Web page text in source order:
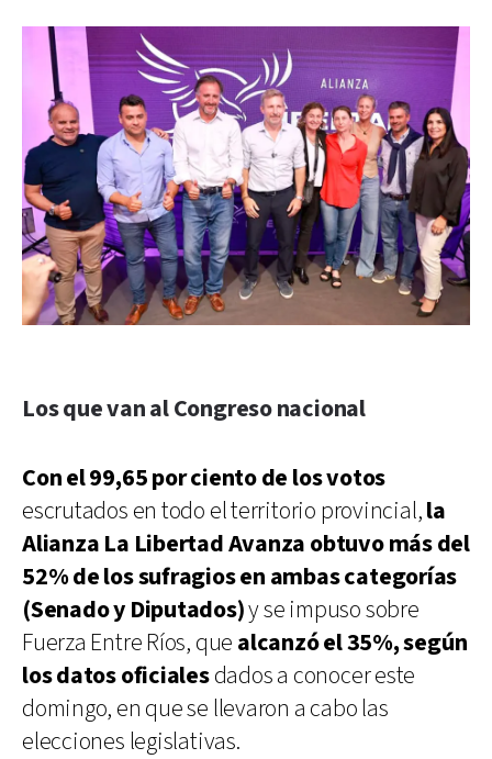
Los que van al Congreso nacional
Con el 99,65 por ciento de los votos
escrutados en todo el territorio provincial,la
Alianza La Libertad Avanza obtuvo más del
52% de los sufragios en ambas categorías
(Senado y Diputados)y se impuso sobre
Fuerza Entre Ríos, que alcanzó el 35%, según
los datos oficialesdados a conocer este
domingo, en que se llevaron a cabo las
elecciones legislativas.